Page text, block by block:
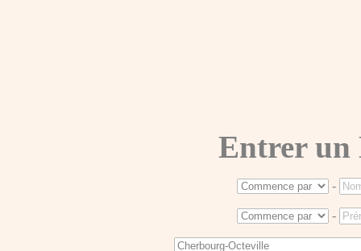
Entrer un
-
-